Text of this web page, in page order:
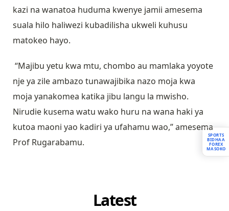
kazi na wanatoa huduma kwenye jamii amesema
suala hilo haliwezi kubadilisha ukweli kuhusu
matokeo hayo.
“Majibu yetu kwa mtu, chombo au mamlaka yoyote
nje ya zile ambazo tunawajibika nazo moja kwa
moja yanakomea katika jibu langu la mwisho.
Nirudie kusema watu wako huru na wana haki ya
kutoa maoni yao kadiri ya ufahamu wao,” amesema
Prof Rugarabamu.
Latest
SPORTS
BIDHAA
FOREX
MASOKO